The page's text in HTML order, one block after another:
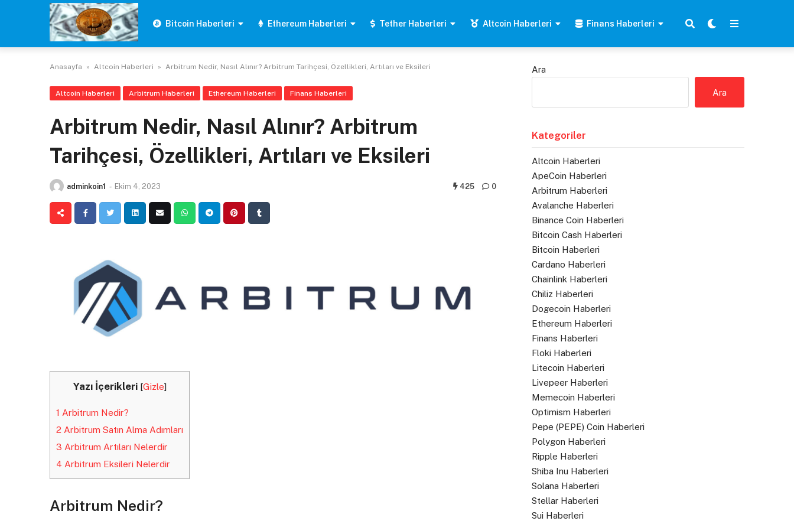
Bitcoin Haberleri Ethereum Haberleri Tether Haberleri Altcoin Haberleri Finans Haberleri
Anasayfa » Altcoin Haberleri » Arbitrum Nedir, Nasıl Alınır? Arbitrum Tarihçesi, Özellikleri, Artıları ve Eksileri
Altcoin Haberleri Arbitrum Haberleri Ethereum Haberleri Finans Haberleri
Arbitrum Nedir, Nasıl Alınır? Arbitrum
Tarihçesi, Özellikleri, Artıları ve Eksileri
adminkoin1 - Ekim 4, 2023 425 0
Yazı İçerikleri [Gizle]
1 Arbitrum Nedir?
2 Arbitrum Satın Alma Adımları
3 Arbitrum Artıları Nelerdir
4 Arbitrum Eksileri Nelerdir
Arbitrum Nedir?
Ara
Ara
Kategoriler
Altcoin Haberleri
ApeCoin Haberleri
Arbitrum Haberleri
Avalanche Haberleri
Binance Coin Haberleri
Bitcoin Cash Haberleri
Bitcoin Haberleri
Cardano Haberleri
Chainlink Haberleri
Chiliz Haberleri
Dogecoin Haberleri
Ethereum Haberleri
Finans Haberleri
Floki Haberleri
Litecoin Haberleri
Livepeer Haberleri
Memecoin Haberleri
Optimism Haberleri
Pepe (PEPE) Coin Haberleri
Polygon Haberleri
Ripple Haberleri
Shiba Inu Haberleri
Solana Haberleri
Stellar Haberleri
Sui Haberleri